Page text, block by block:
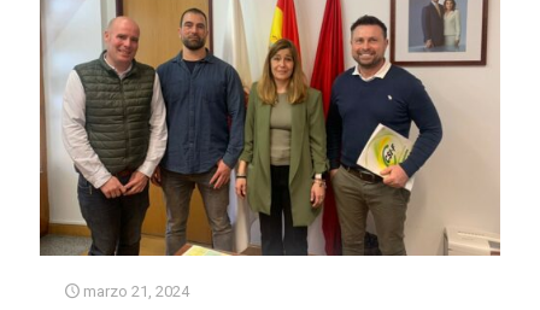
marzo 21, 2024